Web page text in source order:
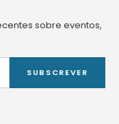
sobre eventos,
SUBSCREVER